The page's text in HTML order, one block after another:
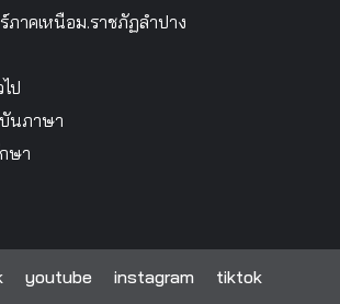
ภาคเหนือม.ราชภัฏลำปาง
ป
บันภาษา
ษา
youtube instagram tiktok